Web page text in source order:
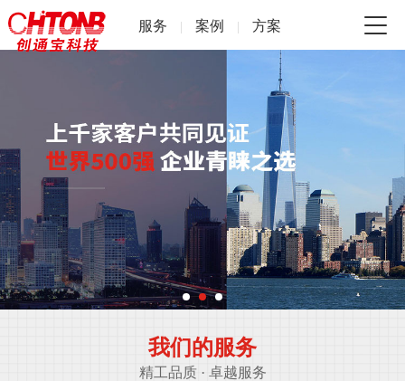
服务 案例 方案
我们的服务
精工品质 · 卓越服务